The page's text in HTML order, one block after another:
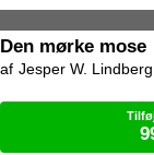
Den mørke mose
Jesper W.